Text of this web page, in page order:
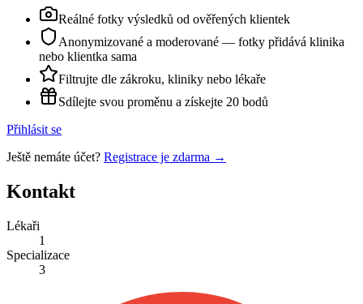
Reálné fotky výsledků od ověřených klientek
Anonymizované a moderované — fotky přidává klinika
nebo klientka sama
Filtrujte dle zákroku, kliniky nebo lékaře
Sdílejte svou proměnu a získejte 20 bodů
Přihlásit se
Ještě nemáte účet? Registrace je zdarma →
Kontakt
Lékaři
1
Specializace
3